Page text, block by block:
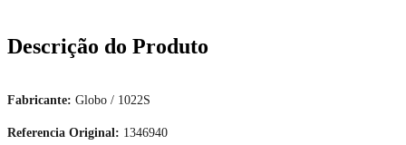
Descrição do Produto
Fabricante: Globo / 1022S
Referencia Original: 1346940